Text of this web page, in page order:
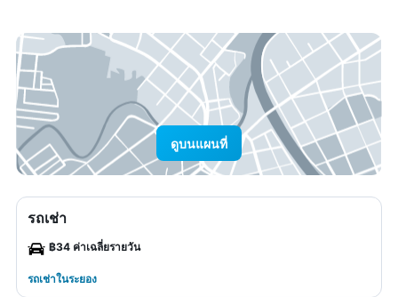
ดูบนแผนที่
รถเช่า
฿34 ค่าเฉลี่ยรายวัน
รถเช่าในระยอง